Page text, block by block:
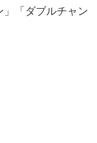
「ダブルチャン